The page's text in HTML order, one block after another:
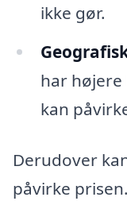
ikke gør.
har højere
kan
Derudover
påvirke